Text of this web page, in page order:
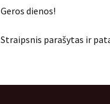
Geros dienos!
Straipsnis parašytas ir